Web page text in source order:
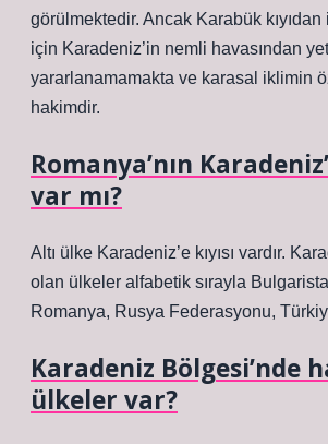
görülmektedir. Ancak Karabük kıyıdan
için Karadeniz’in nemli havasından
yararlanamamakta ve karasal iklimin
hakimdir.
Romanya’nın
var mı?
Altı ülke Karadeniz’e kıyısı vardır.
olan ülkeler alfabetik sırayla
Romanya, Rusya Federasyonu,
Karadeniz Bölgesi’nde
ülkeler var?